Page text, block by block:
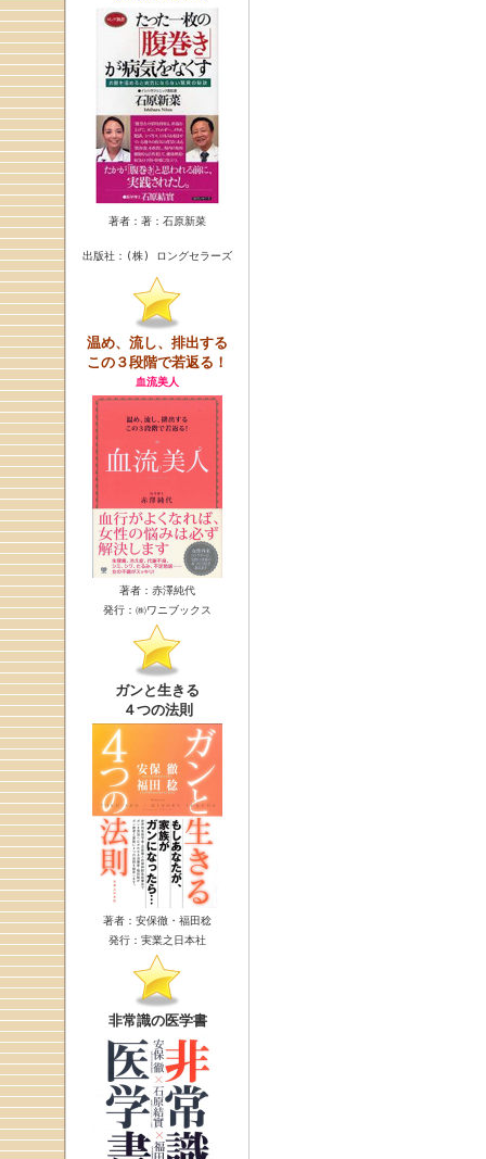
著者：著：石原新菜
出版社：(株) ロングセラーズ
温め、流し、排出する
この３段階で若返る！
血流美人
著者：赤澤純代
発行：㈱ワニブックス
ガンと生きる
４つの法則
著者：安保徹・福田稔
発行：実業之日本社
非常識の医学書